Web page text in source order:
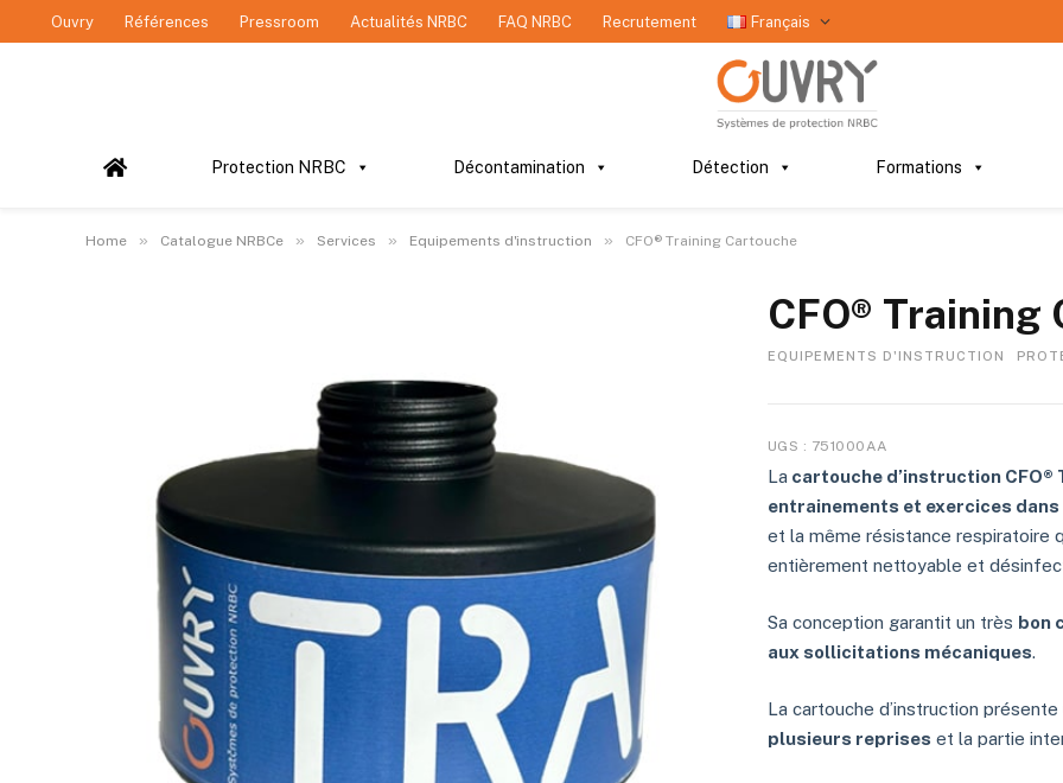
Ouvry Références Pressroom Actualités NRBC FAQ NRBC Recrutement Français
Protection NRBC Décontamination Détection Formations
Home » Catalogue NRBCe » Services » Equipements d'instruction » CFO® Training Cartouche
CFO® Training
EQUIPEMENTS D'INSTRUCTION
UGS : 751000AA
La cartouche d’instruction CFO®
entrainements et exercices dans
et la même résistance respiratoire
entièrement nettoyable et
Sa conception garantit un très bon
aux sollicitations mécaniques.
La cartouche d’instruction
plusieurs reprises et la partie